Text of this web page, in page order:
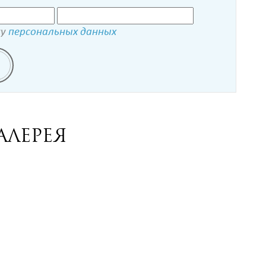
персональных данных